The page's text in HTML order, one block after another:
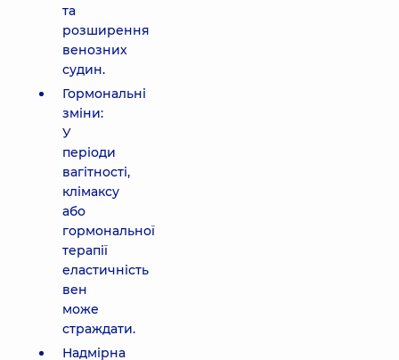
та
розширення
венозних
судин.
Гормональні
зміни:
У
періоди
вагітності,
клімаксу
або
гормональної
терапії
еластичність
вен
може
страждати.
Надмірна